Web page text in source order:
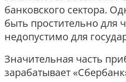
банковского сектора.
быть простительно для
недопустимо для
Значительная часть
зарабатывает